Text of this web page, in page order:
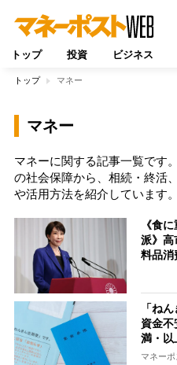
トップ 投資 ビジネス
トップ マネー
マネー
マネーに関する記事一覧です
の社会保障から、相続・終活
や活用方法を紹介しています。
《食
派》高
料品
「ね
資金
満・
マネー